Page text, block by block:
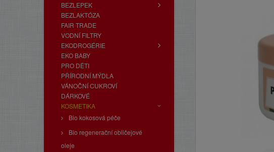
BEZLEPEK
BEZLAKTÓZA
FAIR TRADE
VODNÍ FILTRY
EKODROGÉRIE
EKO BABY
PRO DĚTI
PŘÍRODNÍ MÝDLA
VÁNOČNÍ CUKROVÍ
DÁRKOVÉ
KOSMETIKA
Bio kokosová péče
Bio regenerační obličejové
oleje